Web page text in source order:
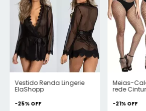
Vestido Renda Lingerie
ElaShopp
-25% OFF
Meias-
rede
-21% OFF